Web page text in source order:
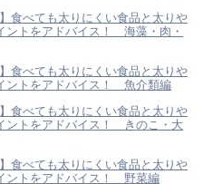
食べても太りにくい食品と太りや
ントをアドバイス！ 海藻・肉・
食べても太りにくい食品と太りや
ントをアドバイス！ 魚介類編
食べても太りにくい食品と太りや
ントをアドバイス！ きのこ・大
食べても太りにくい食品と太りや
ントをアドバイス！ 野菜編